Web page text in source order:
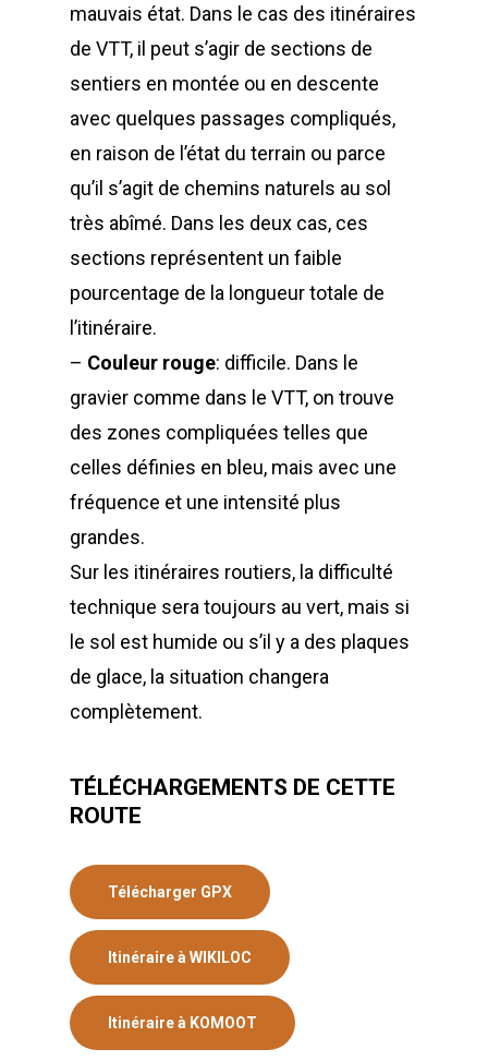
mauvais état. Dans le cas des itinéraires
de VTT, il peut s’agir de sections de
sentiers en montée ou en descente
avec quelques passages compliqués,
en raison de l’état du terrain ou parce
qu’il s’agit de chemins naturels au sol
très abîmé. Dans les deux cas, ces
sections représentent un faible
pourcentage de la longueur totale de
l’itinéraire.
– Couleur rouge: difficile. Dans le
gravier comme dans le VTT, on trouve
des zones compliquées telles que
celles définies en bleu, mais avec une
fréquence et une intensité plus
grandes.
Sur les itinéraires routiers, la difficulté
technique sera toujours au vert, mais si
le sol est humide ou s’il y a des plaques
de glace, la situation changera
complètement.
TÉLÉCHARGEMENTS DE CETTE
ROUTE
Télécharger GPX
Itinéraire à WIKILOC
Itinéraire à KOMOOT